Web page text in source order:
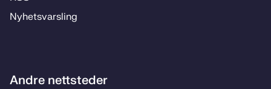
Ny­hets­­vars­­ling
Andre nettsteder